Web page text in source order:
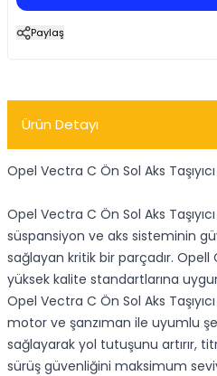
Paylaş
Ürün Detayı
Opel Vectra C Ön Sol Aks
Opel Vectra C Ön Sol Aks
süspansiyon ve aks sisteminin
sağlayan kritik bir parçadır.
yüksek kalite standartlarına
Opel Vectra C Ön Sol Aks
motor ve şanzıman ile uyumlu
sağlayarak yol tutuşunu artırır,
sürüş güvenliğini maksimum